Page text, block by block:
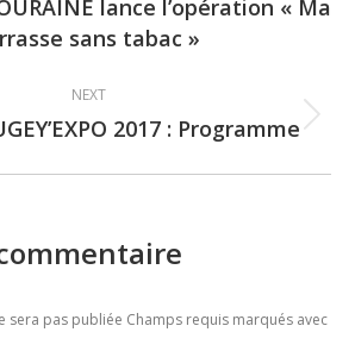
Previous
post:
lance l’opération « Ma
sans tabac »
NEXT
Next2017 : Programme
sera pas publiée Champs requis marqués avec